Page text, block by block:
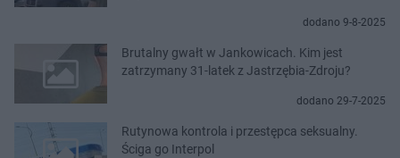
dodano 9-8-2025
Brutalny gwałt w Jankowicach. Kim jest
zatrzymany 31-latek z Jastrzębia-Zdroju?
dodano 29-7-2025
Rutynowa kontrola i przestępca seksualny.
Ściga go Interpol